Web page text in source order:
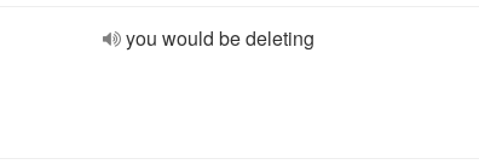
you would be deleting